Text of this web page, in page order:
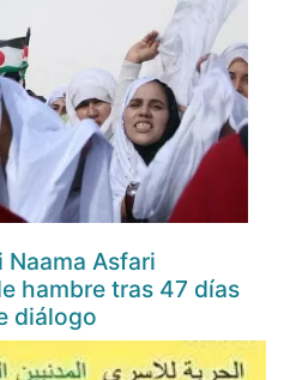
Asfari
hambre tras 47 días
diálogo